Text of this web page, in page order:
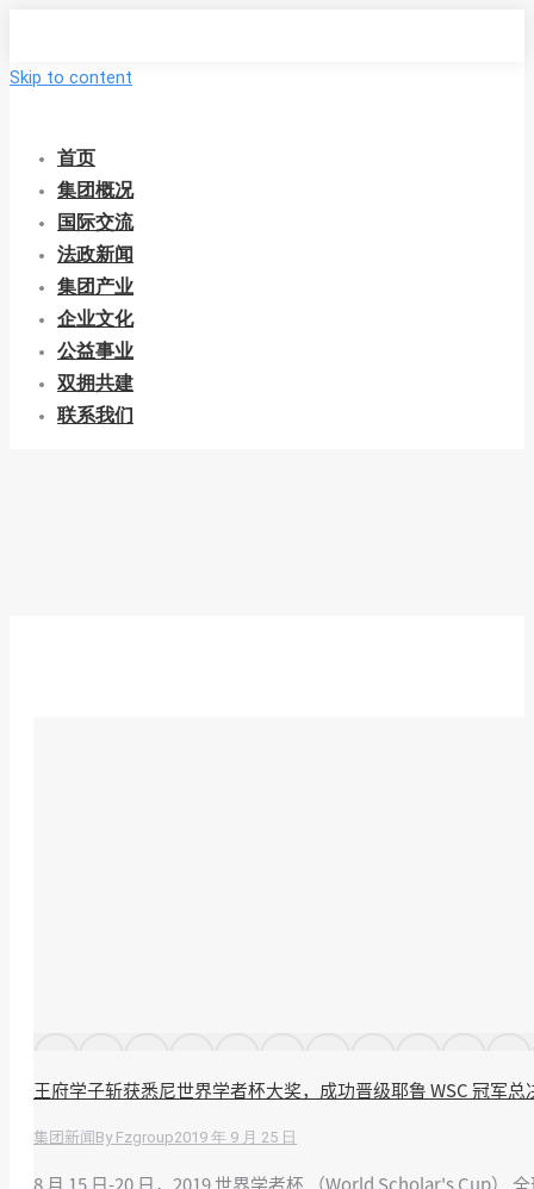
Skip to content
首页
集团概况
国际交流
法政新闻
集团产业
企业文化
公益事业
双拥共建
联系我们
王府学子斩获悉尼世界学者杯大奖，成功晋级耶鲁 WSC 冠军总
集团新闻 By Fzgroup2019 年 9 月 25 日
8 月 15 日-20 日，2019 世界学者杯 （World Scholar's Cup）